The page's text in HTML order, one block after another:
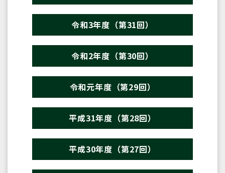
令和3年度（第31回）
令和2年度（第30回）
令和元年度（第29回）
平成31年度（第28回）
平成30年度（第27回）